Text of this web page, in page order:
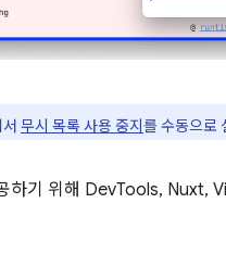
서 무시 목록 사용 중지를 수동으로
하기 위해 DevTools, Nuxt,